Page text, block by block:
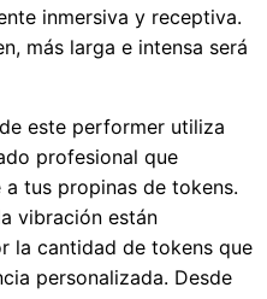
inmersiva y receptiva.
más larga e intensa será
este performer utiliza
profesional que
tus propinas de tokens.
vibración están
la cantidad de tokens que
personalizada. Desde